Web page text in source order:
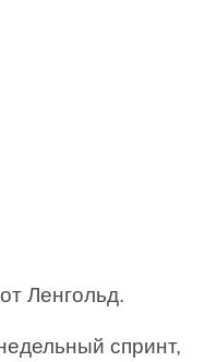
Ленгольд.
спринт,